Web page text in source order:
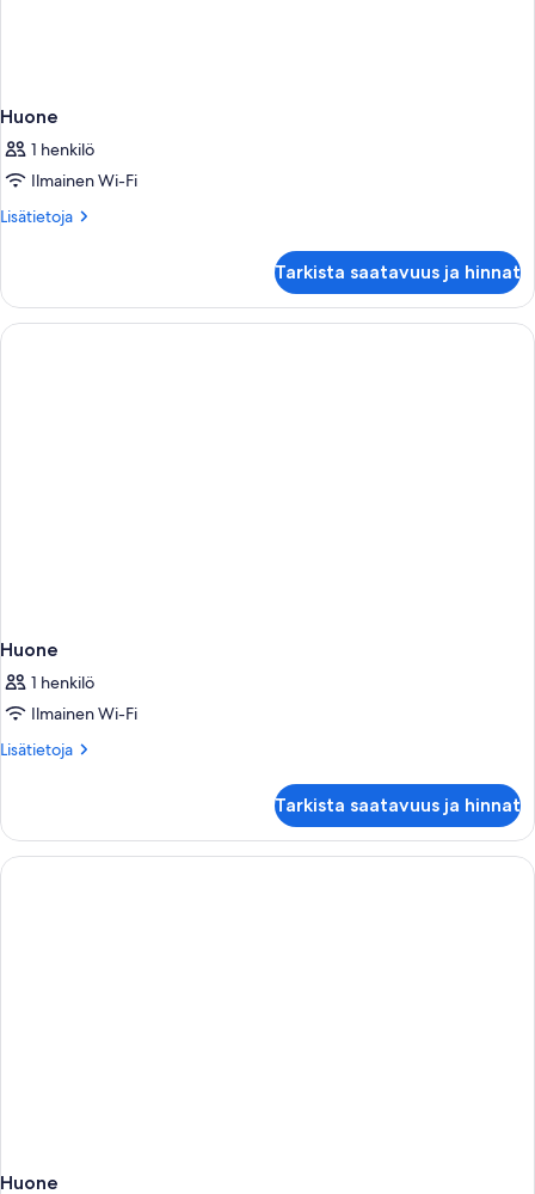
Huone
1 henkilö
Ilmainen Wi-Fi
Lisätietoja
Lisätietoja
Tarkista saatavuus ja hinnat
Huone
1 henkilö
Ilmainen Wi-Fi
Lisätietoja
Lisätietoja
Tarkista saatavuus ja hinnat
Huone